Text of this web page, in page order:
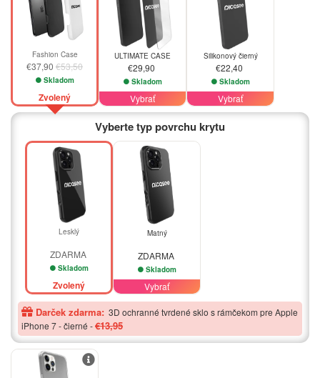
Fashion Case
€37,90 €53,50
Skladom
Zvolený
ULTIMATE CASE
€29,90
Skladom
Vybrať
Silikonový čierný
€22,40
Skladom
Vybrať
Vyberte typ povrchu krytu
Lesklý
ZDARMA
Skladom
Zvolený
Matný
ZDARMA
Skladom
Vybrať
Darček zdarma: 3D ochranné tvrdené sklo s rámčekom pre Apple
iPhone 7 - čierné -€13,95